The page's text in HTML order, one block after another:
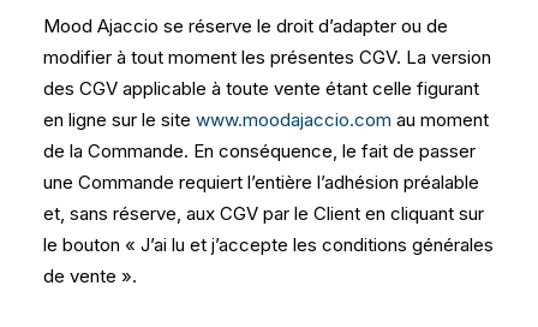
Mood Ajaccio se réserve le droit d’adapter ou de
modifier à tout moment les présentes CGV. La version
des CGV applicable à toute vente étant celle figurant
en ligne sur le site www.moodajaccio.com au moment
de la Commande. En conséquence, le fait de passer
une Commande requiert l’entière l’adhésion préalable
et, sans réserve, aux CGV par le Client en cliquant sur
le bouton « J’ai lu et j’accepte les conditions générales
de vente ».